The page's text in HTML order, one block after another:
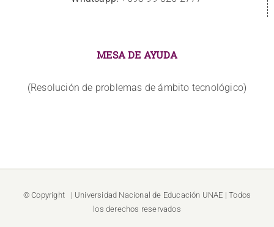
MESA DE AYUDA
(Resolución de problemas de ámbito tecnológico)
© Copyright | Universidad Nacional de Educación UNAE | Todos
los derechos reservados